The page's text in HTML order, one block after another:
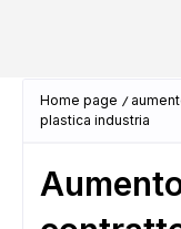
Home page
plastica industria